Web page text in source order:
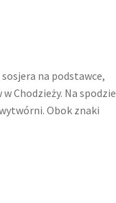
na podstawce,
Chodzieży. Na spodzie
Obok znaki